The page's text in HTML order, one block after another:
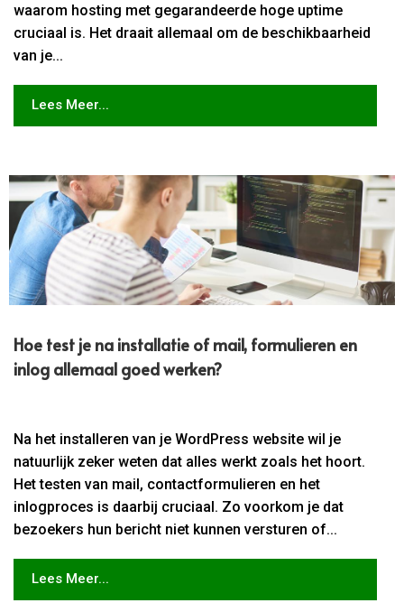
waarom hosting met gegarandeerde hoge uptime
cruciaal is. Het draait allemaal om de beschikbaarheid
van je...
Lees Meer...
Hoe test je na installatie of mail, formulieren en
inlog allemaal goed werken?
Na het installeren van je WordPress website wil je
natuurlijk zeker weten dat alles werkt zoals het hoort.
Het testen van mail, contactformulieren en het
inlogproces is daarbij cruciaal. Zo voorkom je dat
bezoekers hun bericht niet kunnen versturen of...
Lees Meer...